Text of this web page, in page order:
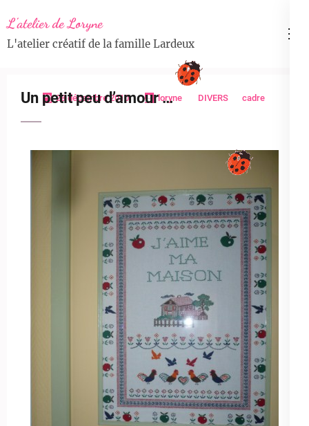
au
contenu
Entrée)
L'atelier de Loryne
L'atelier créatif de la famille Lardeux
28 décembre 2010 loryne DIVERS cadre
Un petit peu d’amour …